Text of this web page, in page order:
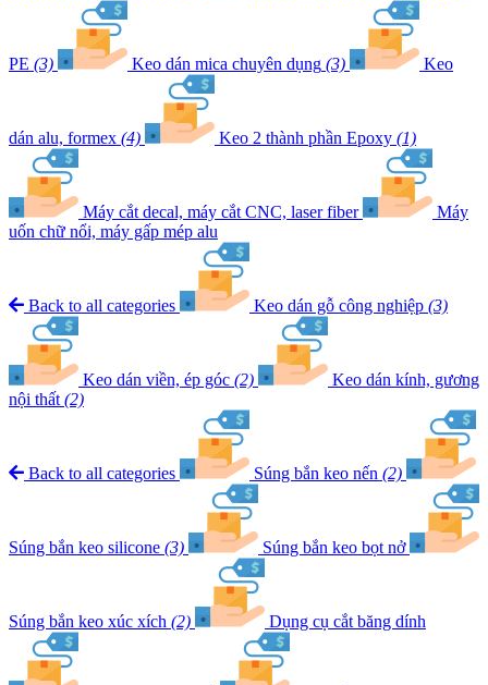
PE (3) Keo dán mica chuyên dụng (3) Keo
dán alu, formex (4) Keo 2 thành phần Epoxy (1)
Máy cắt decal, máy cắt CNC, laser fiber
Máy
uốn chữ nổi, máy gấp mép alu
Back to all categories Keo dán gỗ công nghiệp (3)
Keo dán viền, ép góc (2)
Keo dán kính, gương
nội thất (2)
Back to all categories Súng bắn keo nến (2)
Súng bắn keo silicone (3) Súng bắn keo bọt nở
Súng bắn keo xúc xích (2) Dụng cụ cắt băng dính